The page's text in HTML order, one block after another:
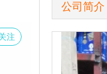
注
公司简介